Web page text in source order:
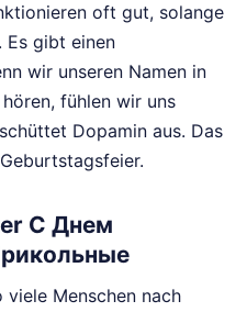
oft gut, solange
Es gibt einen
wir unseren Namen in
fühlen wir uns
Dopamin aus. Das
С Днем
viele Menschen nach